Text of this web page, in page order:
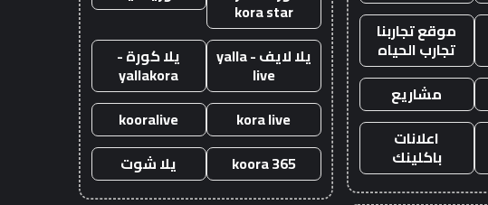
موقع تجاربنا
تجارب الحياه
مشاريع
اعلانات
باكلينك
kora star
يلا لايف - yalla
live
يلا كورة -
yallakora
kora live
kooralive
koora 365
يلا شوت